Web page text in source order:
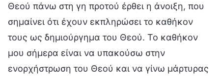
Θεού πάνω στη γη προτού έρθει η άνοιξη, που
σημαίνει ότι έχουν εκπληρώσει το καθήκον
τους ως δημιούργημα του Θεού. Το καθήκον
μου σήμερα είναι να υπακούσω στην
ενορχήστρωση του Θεού και να γίνω μάρτυρας